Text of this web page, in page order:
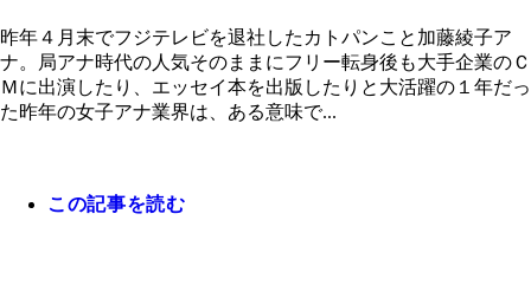
昨年４月末でフジテレビを退社したカトパンこと加藤綾子ア
ナ。局アナ時代の人気そのままにフリー転身後も大手企業のＣ
Ｍに出演したり、エッセイ本を出版したりと大活躍の１年だっ
た昨年の女子アナ業界は、ある意味で...
この記事を読む